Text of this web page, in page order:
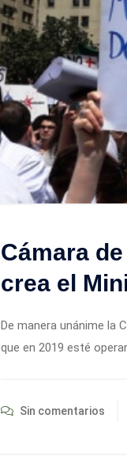
Cámara
crea el
De manera unánime la
que en 2019 esté
Sin comentarios